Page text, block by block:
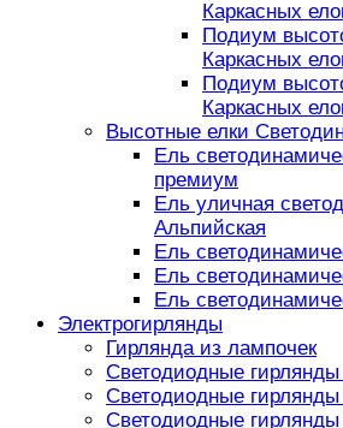
Каркасных
Подиум
Каркасных
Подиум
Каркасных
Высотные елки
Ель
премиум
Ель уличная
Альпийская
Ель
Ель
Ель
Электрогирлянды
Гирлянда из лампочек
Светодиодные
Светодиодные
Светодиодные